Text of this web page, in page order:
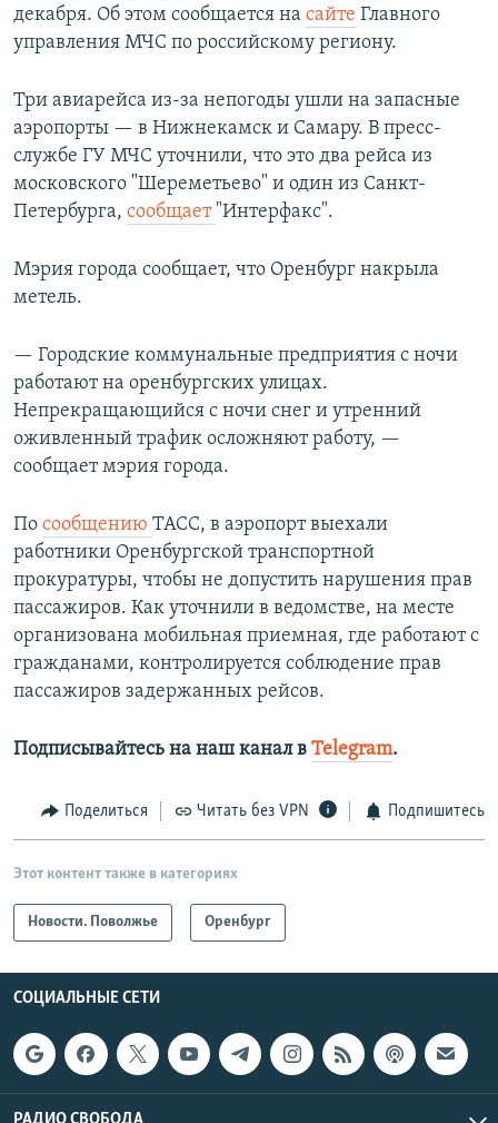
декабря. Об этом сообщается на сайте Главного
управления МЧС по российскому региону.
Три авиарейса из-за непогоды ушли на запасные
аэропорты — в Нижнекамск и Самару. В пресс-
службе ГУ МЧС уточнили, что это два рейса из
московского "Шереметьево" и один из Санкт-
Петербурга, сообщает "Интерфакс".
Мэрия города сообщает, что Оренбург накрыла
метель.
— Городские коммунальные предприятия с ночи
работают на оренбургских улицах.
Непрекращающийся с ночи снег и утренний
оживленный трафик осложняют работу, —
сообщает мэрия города.
По сообщению ТАСС, в аэропорт выехали
работники Оренбургской транспортной
прокуратуры, чтобы не допустить нарушения прав
пассажиров. Как уточнили в ведомстве, на месте
организована мобильная приемная, где работают с
гражданами, контролируется соблюдение прав
пассажиров задержанных рейсов.
Подписывайтесь на наш канал в Telegram.
Поделиться Читать без VPN Подпишитесь
Этот контент также в категориях
Новости. Поволжье Оренбург
СОЦИАЛЬНЫЕ СЕТИ